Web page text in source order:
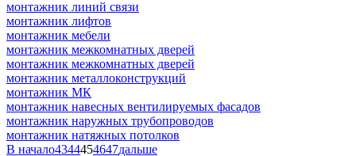
монтажник линий связи
монтажник лифтов
монтажник мебели
монтажник межкомнатных дверей
монтажник межкомнатных дверей
монтажник металлоконструкций
монтажник МК
монтажник навесных вентилируемых фасадов
монтажник наружных трубопроводов
монтажник натяжных потолков
В начало4344454647дальше